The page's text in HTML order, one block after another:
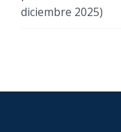
diciembre 2025)